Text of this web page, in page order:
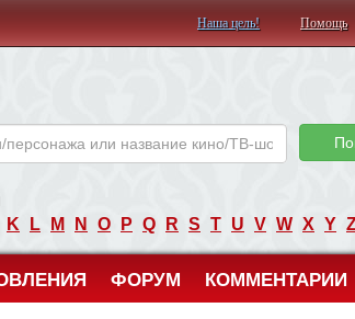
Наша цель! Помощь
K L M N O P Q R S T U V W X Y
ФОРУМ КОММЕНТАРИИ